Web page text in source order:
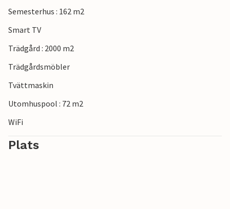
Semesterhus : 162 m2
Smart TV
Trädgård : 2000 m2
Trädgårdsmöbler
Tvättmaskin
Utomhuspool : 72 m2
WiFi
Plats